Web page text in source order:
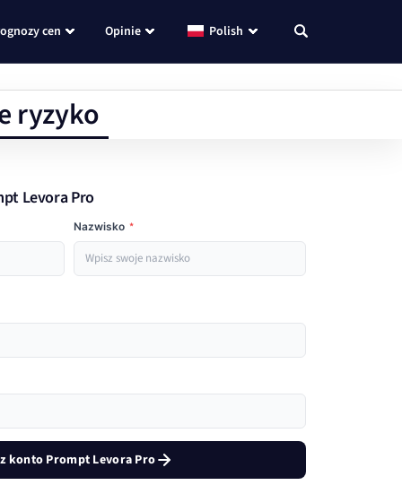
cen Opinie Polish
ryzyko
Levora Pro
Nazwisko *
konto Prompt Levora Pro